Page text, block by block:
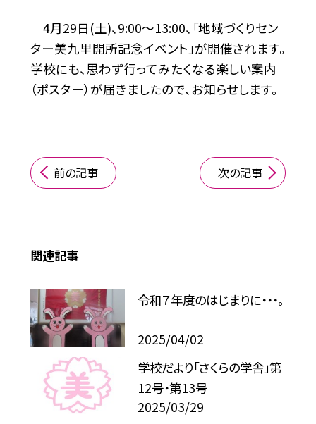
4月29日(土)、9:00〜13:00、「地域づくりセン
ター美九里開所記念イベント」が開催されます。
学校にも、思わず行ってみたくなる楽しい案内
（ポスター）が届きましたので、お知らせします。
前の記事 次の記事
関連記事
令和７年度のはじまりに・・・。
2025/04/02
学校だより「さくらの学舎」第
12号・第13号
2025/03/29